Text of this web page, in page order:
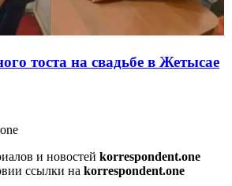
тоста на свадьбе в Жетысае
и новостей korrespondent.one
ссылки на korrespondent.one